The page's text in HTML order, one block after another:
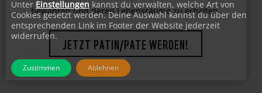
faszinierende Lebewesen vor dem Aussterben zu
bewahren und deren Lebensräume zu erhalten.
JETZT PATIN/PATE WERDEN!
Unter Einstellungen kannst du verwalten, welche Art von
Cookies gesetzt werden. Deine Auswahl kannst du über den
entsprechenden Link im Footer der Website jederzeit
widerrufen.
Zustimmen Ablehnen